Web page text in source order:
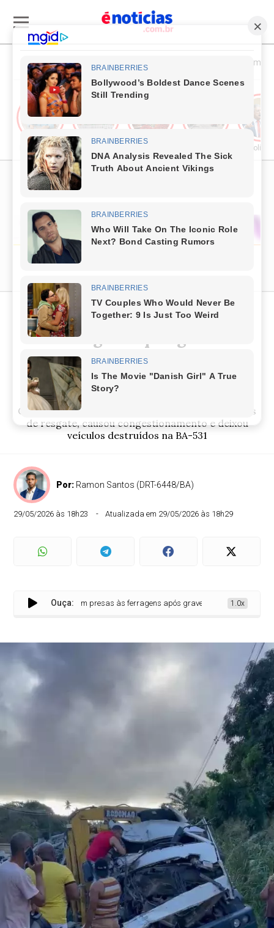
Esporte & Cultura Política & Economia
Publieditorial Política
Vítimas ficam presas às
ferragens após grave
acidente na Estrada da
Cascalheira em Camaçari
Colisão entre ônibus e caminhão mobilizou equipes
de resgate, causou congestionamento e deixou
veículos destruídos na BA-531
Por: Ramon Santos (DRT-6448/BA)
29/05/2026 às 18h23 Atualizada em 29/05/2026 às 18h29
Ouça:
Vítimas ficam presas às ferragens após grave acidente na Estrada
1.0x